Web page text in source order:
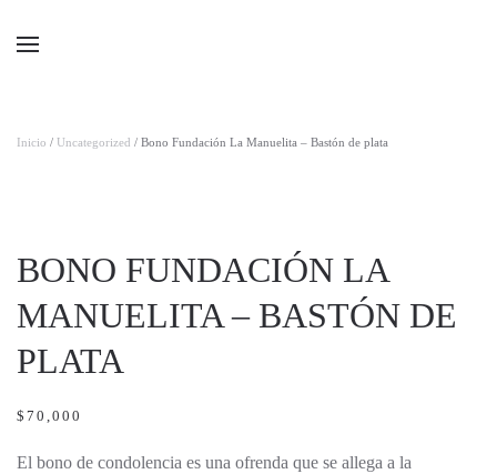
Inicio / Uncategorized / Bono Fundación La Manuelita – Bastón de plata
BONO FUNDACIÓN LA
MANUELITA – BASTÓN DE
PLATA
$ 70,000
El bono de condolencia es una ofrenda que se allega a la